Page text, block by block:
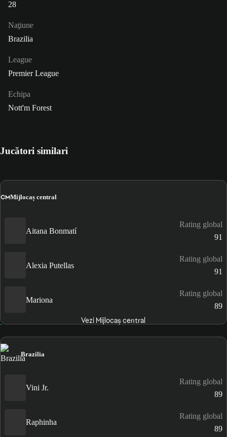
28
Naţiune
Brazilia
League
Premier League
Echipa
Nott'm Forest
Jucători similari
CMMijlocaș central
Aitana Bonmatí
Rating global
91
Alexia Putellas
Rating global
91
Mariona
Rating global
89
Vezi Mijlocaș central
Brazilia
Vini Jr.
Rating global
89
Raphinha
Rating global
89